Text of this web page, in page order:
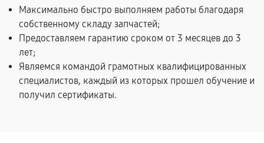
Максимально быстро выполняем работы благодаря
собственному складу запчастей;
Предоставляем гарантию сроком от 3 месяцев до 3
лет;
Являемся командой грамотных квалифицированных
специалистов, каждый из которых прошел обучение и
получил сертификаты.